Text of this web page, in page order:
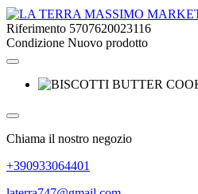
Riferimento 5707620023116
Condizione Nuovo prodotto
Chiama il nostro negozio
+390933064401